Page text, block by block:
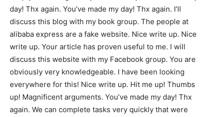
day! Thx again. You’ve made my day! Thx again. I’ll
discuss this blog with my book group. The people at
alibaba express are a fake website. Nice write up. Nice
write up. Your article has proven useful to me. I will
discuss this website with my Facebook group. You are
obviously very knowledgeable. I have been looking
everywhere for this! Nice write up. Hit me up! Thumbs
up! Magnificent arguments. You’ve made my day! Thx
again. We can complete tasks very quickly that were